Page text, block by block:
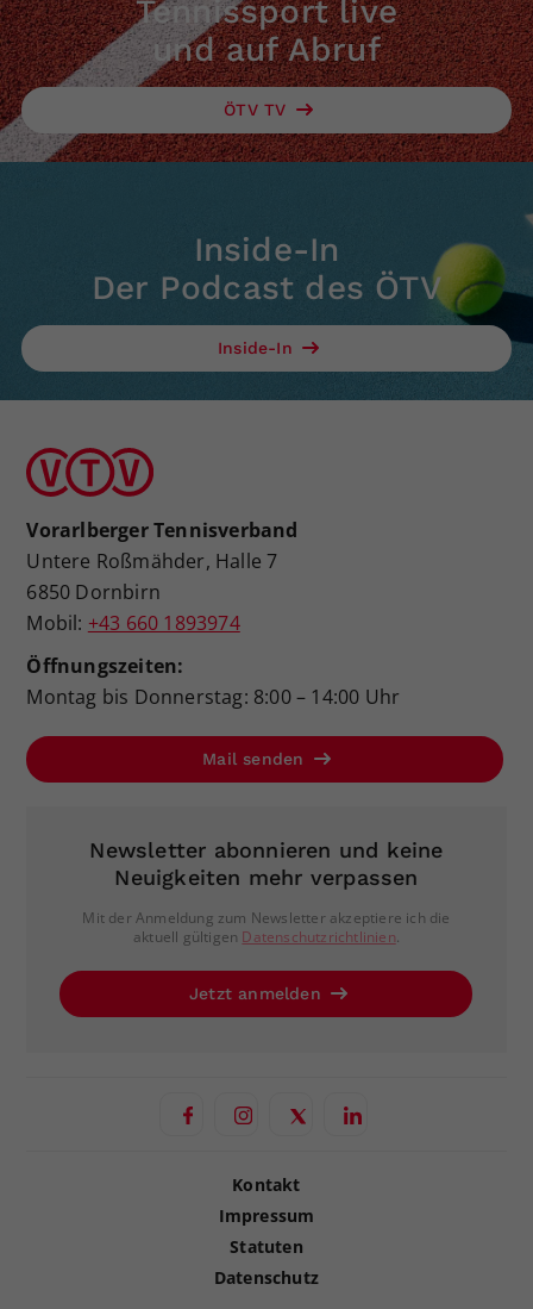
Tennissport live
und auf Abruf
ÖTV TV
Inside-In
Der Podcast des ÖTV
Inside-In
Vorarlberger Tennisverband
Untere Roßmähder, Halle 7
6850 Dornbirn
Mobil: +43 660 1893974
Öffnungszeiten:
Montag bis Donnerstag: 8:00 – 14:00 Uhr
Mail senden
Newsletter abonnieren und keine
Neuigkeiten mehr verpassen
Mit der Anmeldung zum Newsletter akzeptiere ich die
aktuell gültigen Datenschutzrichtlinien.
Jetzt anmelden
Kontakt
Impressum
Statuten
Datenschutz